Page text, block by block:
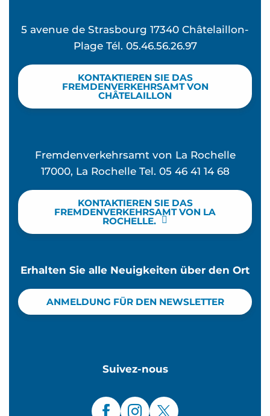
5 avenue de Strasbourg 17340 Châtelaillon-
Plage Tél. 05.46.56.26.97
KONTAKTIEREN SIE DAS
FREMDENVERKEHRSAMT VON
CHÂTELAILLON
Fremdenverkehrsamt von La Rochelle
17000, La Rochelle Tel. 05 46 41 14 68
KONTAKTIEREN SIE DAS
FREMDENVERKEHRSAMT VON LA
ROCHELLE.
Erhalten Sie alle Neuigkeiten über den Ort
ANMELDUNG FÜR DEN NEWSLETTER
Suivez-nous